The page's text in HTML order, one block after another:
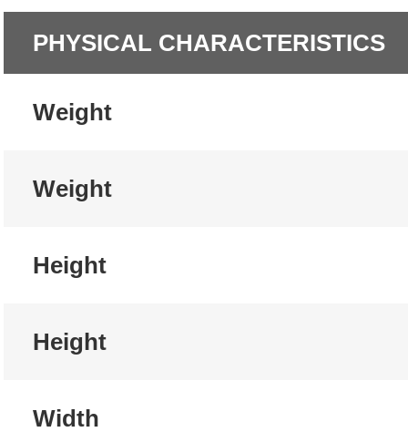
PHYSICAL CHARACTERISTICS
Weight
Weight
Height
Height
Width